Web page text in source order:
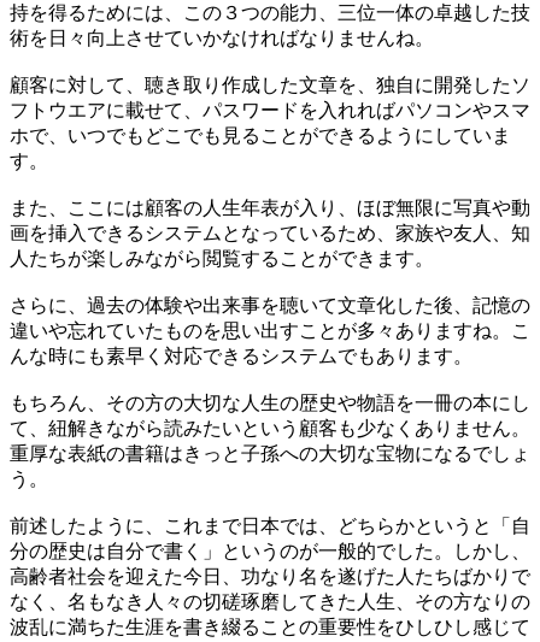
持を得るためには、この３つの能力、三位一体の卓越した技
術を日々向上させていかなければなりませんね。
顧客に対して、聴き取り作成した文章を、独自に開発したソ
フトウエアに載せて、パスワードを入れればパソコンやスマ
ホで、いつでもどこでも見ることができるようにしていま
す。
また、ここには顧客の人生年表が入り、ほぼ無限に写真や動
画を挿入できるシステムとなっているため、家族や友人、知
人たちが楽しみながら閲覧することができます。
さらに、過去の体験や出来事を聴いて文章化した後、記憶の
違いや忘れていたものを思い出すことが多々ありますね。こ
んな時にも素早く対応できるシステムでもあります。
もちろん、その方の大切な人生の歴史や物語を一冊の本にし
て、紐解きながら読みたいという顧客も少なくありません。
重厚な表紙の書籍はきっと子孫への大切な宝物になるでしょ
う。
前述したように、これまで日本では、どちらかというと「自
分の歴史は自分で書く」というのが一般的でした。しかし、
高齢者社会を迎えた今日、功なり名を遂げた人たちばかりで
なく、名もなき人々の切磋琢磨してきた人生、その方なりの
波乱に満ちた生涯を書き綴ることの重要性をひしひし感じて